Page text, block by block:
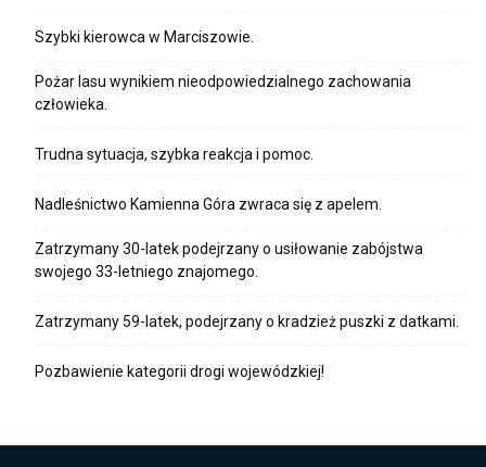
Szybki kierowca w Marciszowie.
Pożar lasu wynikiem nieodpowiedzialnego zachowania
człowieka.
Trudna sytuacja, szybka reakcja i pomoc.
Nadleśnictwo Kamienna Góra zwraca się z apelem.
Zatrzymany 30-latek podejrzany o usiłowanie zabójstwa
swojego 33-letniego znajomego.
Zatrzymany 59-latek, podejrzany o kradzież puszki z datkami.
Pozbawienie kategorii drogi wojewódzkiej!